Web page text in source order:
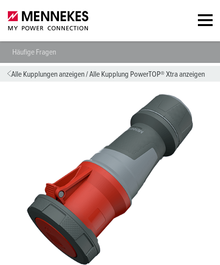
Häufige Fragen
Alle Kupplungen anzeigen/Alle Kupplung PowerTOP® Xtra anzeigen